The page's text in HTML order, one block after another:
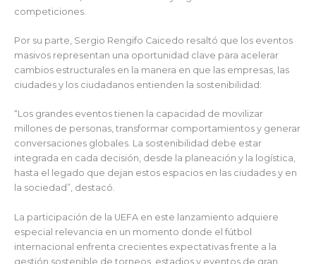
competiciones.
Por su parte, Sergio Rengifo Caicedo resaltó que los eventos
masivos representan una oportunidad clave para acelerar
cambios estructurales en la manera en que las empresas, las
ciudades y los ciudadanos entienden la sostenibilidad:
“Los grandes eventos tienen la capacidad de movilizar
millones de personas, transformar comportamientos y generar
conversaciones globales. La sostenibilidad debe estar
integrada en cada decisión, desde la planeación y la logística,
hasta el legado que dejan estos espacios en las ciudades y en
la sociedad”, destacó.
La participación de la UEFA en este lanzamiento adquiere
especial relevancia en un momento donde el fútbol
internacional enfrenta crecientes expectativas frente a la
gestión sostenible de torneos, estadios y eventos de gran